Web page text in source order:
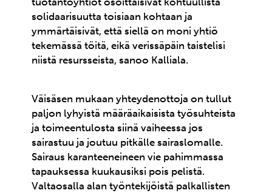
solidaarisuutta toisiaan kohtaan ja
ymmärtäisivät, että siellä on moni yhtiö
tekemässä töitä, eikä verissäpäin taistelisi
niistä resursseista, sanoo Kalliala.
Väisäsen mukaan yhteydenottoja on tullut
paljon lyhyistä määräaikaisista työsuhteista
ja toimeentulosta siinä vaiheessa jos
sairastuu ja joutuu pitkälle sairaslomalle.
Sairaus karanteeneineen vie pahimmassa
tapauksessa kuukausiksi pois pelistä.
Valtaosalla alan työntekijöistä palkallisten